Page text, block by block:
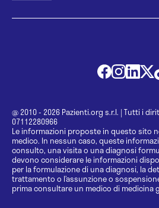
@ 2010 - 2026 Pazienti.org s.r.l. | Tutti i
07112280966
Le informazioni proposte in questo sito
medico. In nessun caso, queste
consulto, una visita o una diagnosi
devono considerare le informazioni
per la formulazione di una diagnosi, la
trattamento o l’assunzione o
prima consultare un medico di medicina